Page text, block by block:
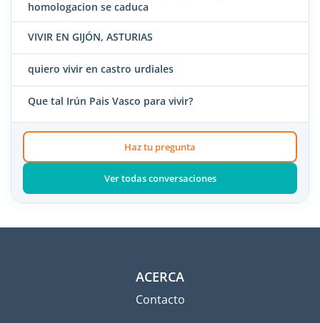
homologacion se caduca
VIVIR EN GIJÓN, ASTURIAS
quiero vivir en castro urdiales
Que tal Irún Pais Vasco para vivir?
Haz tu pregunta
Ver todas conversaciones
ACERCA
Contacto